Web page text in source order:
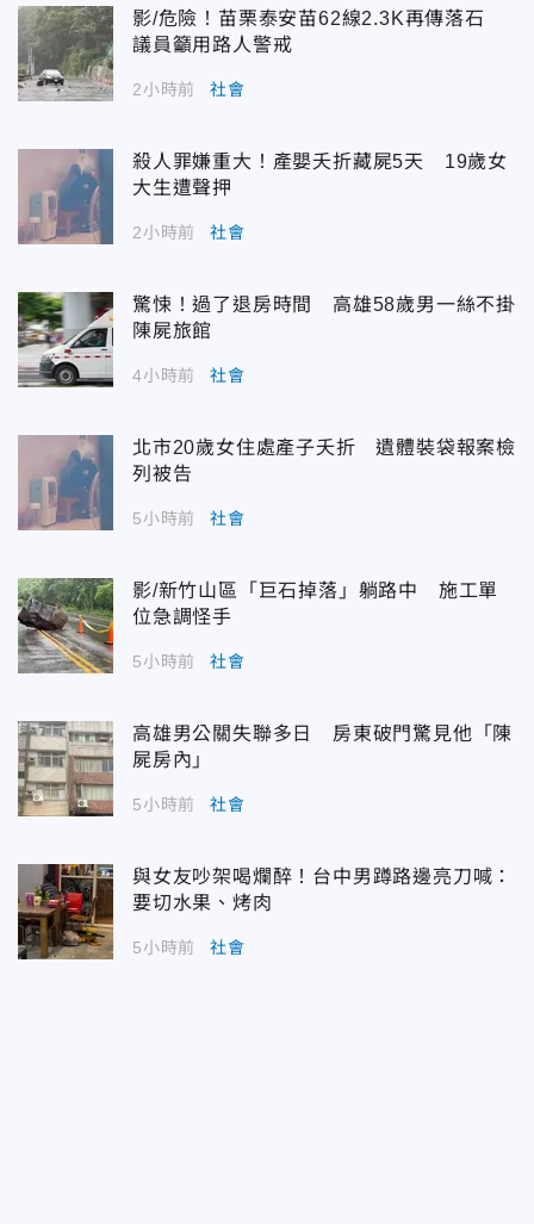
影/危險！苗栗泰安苗62線2.3K再傳落石
議員籲用路人警戒
2小時前 社會
殺人罪嫌重大！產嬰夭折藏屍5天 19歲女
大生遭聲押
2小時前 社會
驚悚！過了退房時間 高雄58歲男一絲不掛
陳屍旅館
4小時前 社會
北市20歲女住處產子夭折 遺體裝袋報案檢
列被告
5小時前 社會
影/新竹山區「巨石掉落」躺路中 施工單
位急調怪手
5小時前 社會
高雄男公關失聯多日 房東破門驚見他「陳
屍房內」
5小時前 社會
與女友吵架喝爛醉！台中男蹲路邊亮刀喊：
要切水果、烤肉
5小時前 社會